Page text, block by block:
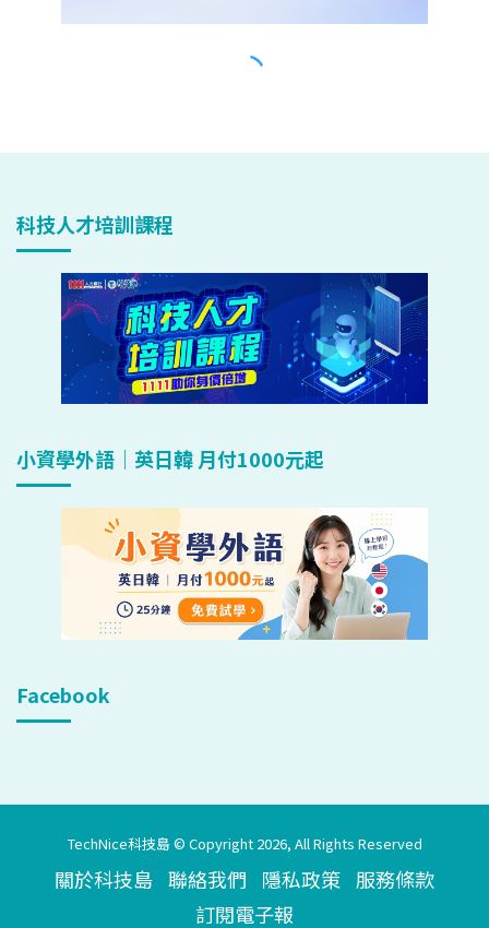
科技人才培訓課程
小資學外語｜英日韓 月付1000元起
Facebook
TechNice科技島 © Copyright 2026, All Rights Reserved
關於科技島 聯絡我們 隱私政策 服務條款
訂閱電子報